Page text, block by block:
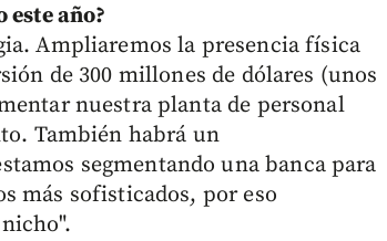
este año?
Ampliaremos la presencia física
de 300 millones de dólares (unos
nuestra planta de personal
También habrá un
segmentando una banca para
más sofisticados, por eso